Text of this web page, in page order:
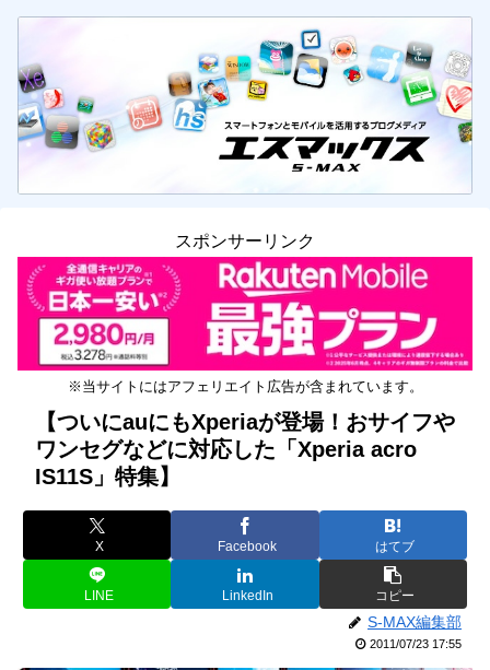
スポンサーリンク
※当サイトにはアフェリエイト広告が含まれています。
【ついにauにもXperiaが登場！おサイフや
ワンセグなどに対応した「Xperia acro
IS11S」特集】
X Facebook はてブ
LINE LinkedIn コピー
S-MAX編集部
2011/07/23 17:55